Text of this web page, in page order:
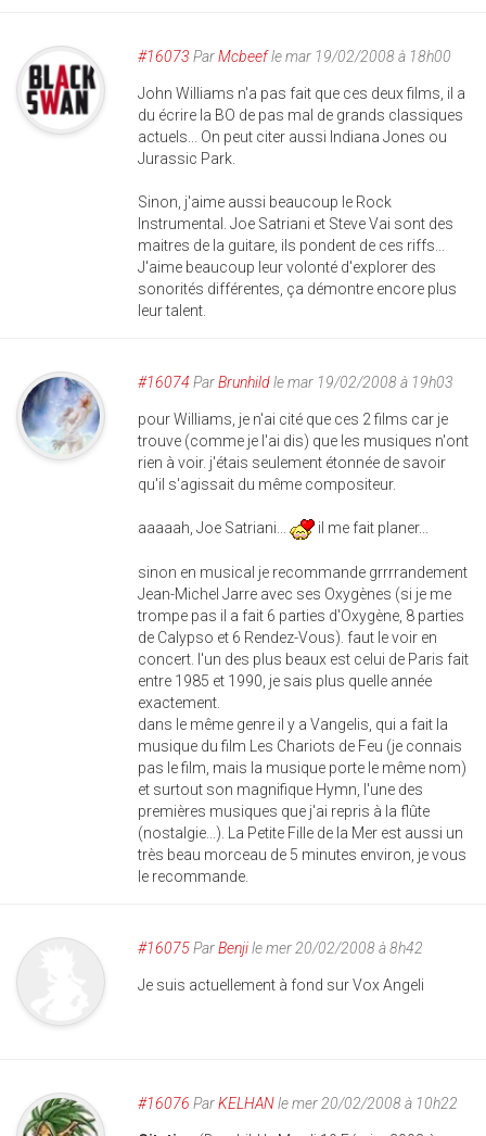
#16073 ParMcbeefle mar 19/02/2008 à 18h00
John Williams n'a pas fait que ces deux films, il a
du écrire la BO de pas mal de grands classiques
actuels... On peut citer aussi Indiana Jones ou
Jurassic Park.
Sinon, j'aime aussi beaucoup le Rock
Instrumental. Joe Satriani et Steve Vai sont des
maitres de la guitare, ils pondent de ces riffs...
J'aime beaucoup leur volonté d'explorer des
sonorités différentes, ça démontre encore plus
leur talent.
#16074 ParBrunhildle mar 19/02/2008 à 19h03
pour Williams, je n'ai cité que ces 2 films car je
trouve (comme je l'ai dis) que les musiques n'ont
rien à voir. j'étais seulement étonnée de savoir
qu'il s'agissait du même compositeur.
aaaaah, Joe Satriani... il me fait planer...
sinon en musical je recommande grrrrandement
Jean-Michel Jarre avec ses Oxygènes (si je me
trompe pas il a fait 6 parties d'Oxygène, 8 parties
de Calypso et 6 Rendez-Vous). faut le voir en
concert. l'un des plus beaux est celui de Paris fait
entre 1985 et 1990, je sais plus quelle année
exactement.
dans le même genre il y a Vangelis, qui a fait la
musique du film Les Chariots de Feu (je connais
pas le film, mais la musique porte le même nom)
et surtout son magnifique Hymn, l'une des
premières musiques que j'ai repris à la flûte
(nostalgie...). La Petite Fille de la Mer est aussi un
très beau morceau de 5 minutes environ, je vous
le recommande.
#16075ParBenjile mer 20/02/2008 à 8h42
Je suis actuellement à fond sur Vox Angeli
#16076 ParKELHANle mer 20/02/2008 à 10h22